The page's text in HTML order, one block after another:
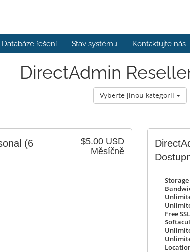
Databáze řešení Stav systému Kontaktujte nás
DirectAdmin
Vyberte jinou kategorii
$5.00 USD
Měsíčně
(6
Storage
Free